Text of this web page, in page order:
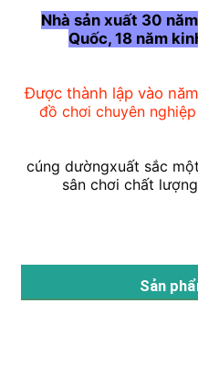
Tham quan nhà máy
Kiểm soát chất lượng
Liên hệ
Các trường hợp
Nhà sản xuất 30
Quốc, 18 năm
Được thành lập vào
đồ chơi chuyên
cúng dườngxuất sắc
sân chơi chất
Sản